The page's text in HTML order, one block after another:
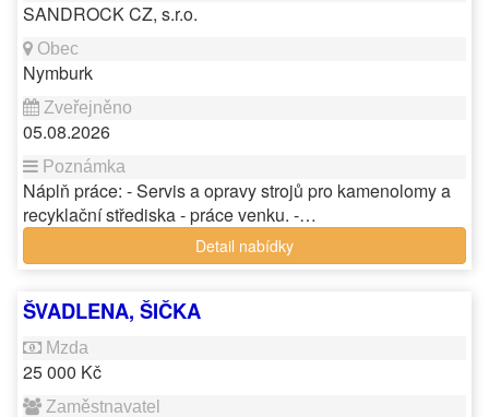
SANDROCK CZ, s.r.o.
Nymburk
05.08.2026
Náplň práce: - Servis a opravy strojů pro kamenolomy a
recyklační střediska - práce venku. -…
Detail nabídky
ŠVADLENA, ŠIČKA
25 000 Kč